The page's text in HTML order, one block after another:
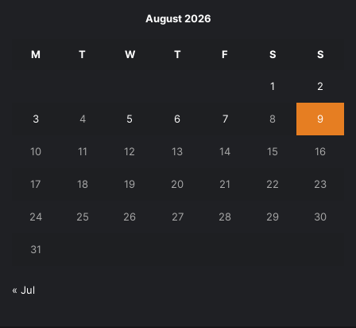
August 2026
M T W T F S S
1 2
3 4 5 6 7 8 9
10 11 12 13 14 15 16
17 18 19 20 21 22 23
24 25 26 27 28 29 30
31
« Jul